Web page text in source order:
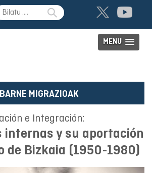
MENU
BARNE MIGRAZIOAK
e Integración:
internas y su aportación
de Bizkaia (1950-1980)